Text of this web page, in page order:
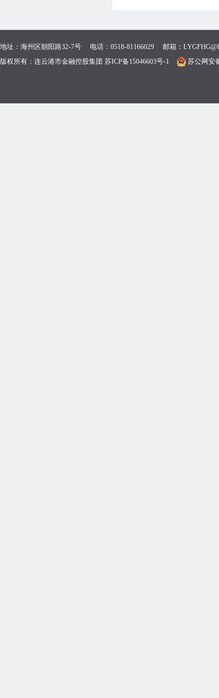
地址：海州区朝阳路32-7号 电话：0518-81166029 邮箱：
版权所有：连云港市金融控股集团 苏ICP备15046603号-1
苏公网安